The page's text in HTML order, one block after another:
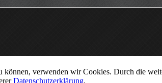
können, verwenden wir Cookies. Durch die
Datenschutzerklärung.